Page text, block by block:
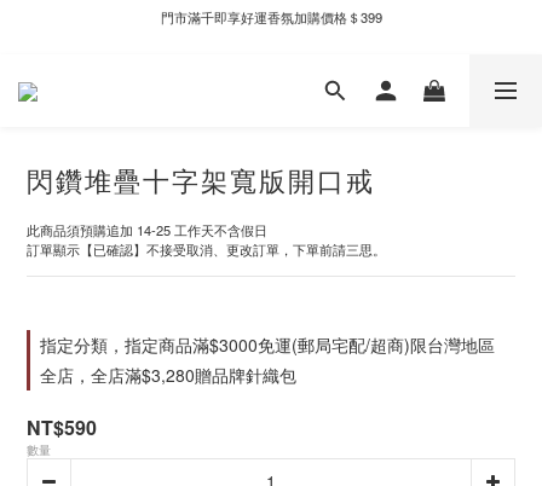
新自製款系列首批限時優惠｜單件95折，任兩件9折
門市滿千即享好運香氛加購價格＄399
閃鑽堆疊十字架寬版開口戒
此商品須預購追加 14-25 工作天不含假日
訂單顯示【已確認】不接受取消、更改訂單，下單前請三思。
指定分類，指定商品滿$3000免運(郵局宅配/超商)限台灣地區
全店，全店滿$3,280贈品牌針織包
NT$590
數量